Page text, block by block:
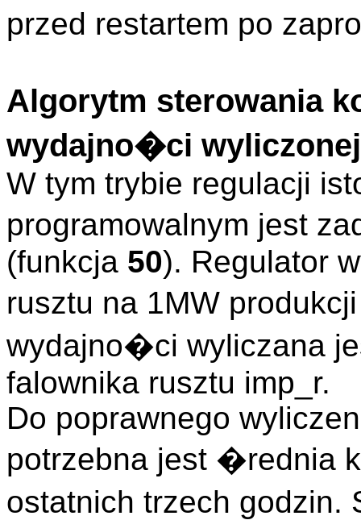
przed restartem po
Algorytm sterowania
wydajno�ci
W tym trybie regulacji
programowalnym jest
(funkcja 50). Regulator
rusztu na 1MW
wydajno�ci wyliczana
falownika rusztu imp_r.
Do poprawnego
potrzebna jest
ostatnich trzech